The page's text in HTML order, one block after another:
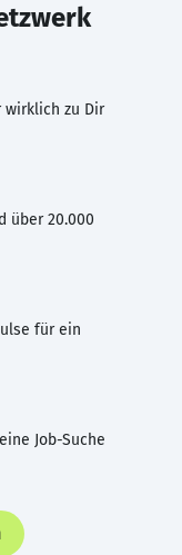
wirklich zu Dir
über 20.000
für ein
Job-Suche